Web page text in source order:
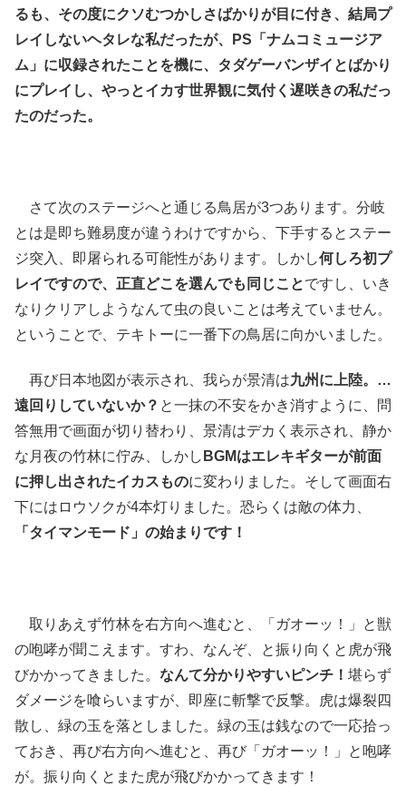
るも、その度にクソむつかしさばかりが目に付き、結局プ
レイしないヘタレな私だったが、PS「ナムコミュージア
ム」に収録されたことを機に、タダゲーバンザイとばかり
にプレイし、やっとイカす世界観に気付く遅咲きの私だっ
たのだった。
さて次のステージへと通じる鳥居が3つあります。分岐
とは是即ち難易度が違うわけですから、下手するとステー
ジ突入、即屠られる可能性があります。しかし何しろ初プ
レイですので、正直どこを選んでも同じことですし、いき
なりクリアしようなんて虫の良いことは考えていません。
ということで、テキトーに一番下の鳥居に向かいました。
再び日本地図が表示され、我らが景清は九州に上陸。…
遠回りしていないか？ と一抹の不安をかき消すように、問
答無用で画面が切り替わり、景清はデカく表示され、静か
な月夜の竹林に佇み、しかし BGMはエレキギターが前面
に押し出されたイカスものに変わりました。そして画面右
下にはロウソクが4本灯りました。恐らくは敵の体力、
「タイマンモード」の始まりです！
取りあえず竹林を右方向へ進むと、「ガオーッ！」と獣
の咆哮が聞こえます。すわ、なんぞ、と振り向くと虎が飛
びかかってきました。 なんて分かりやすいピンチ！ 堪らず
ダメージを喰らいますが、即座に斬撃で反撃。虎は爆裂四
散し、緑の玉を落としました。緑の玉は銭なので一応拾っ
ておき、再び右方向へ進むと、再び「ガオーッ！」と咆哮
が。振り向くとまた虎が飛びかかってきます！